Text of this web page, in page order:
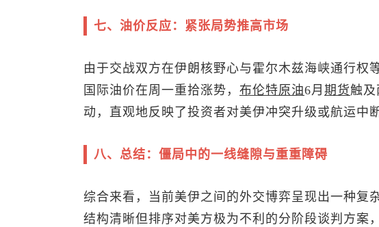
七、油价反应：紧张局势推高市场
由于交战双方在伊朗核野心与霍尔木兹海峡通行权
国际油价在周一重拾涨势， 布伦特原油6月 期货触及
动，直观地反映了投资者对美伊冲突升级或航运中
八、总结：僵局中的一线缝隙与重重障碍
综合来看，当前美伊之间的外交博弈呈现出一种复
结构清晰但排序对美方极为不利的分阶段谈判方案